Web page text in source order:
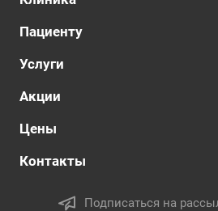
Пациенту
Услуги
Акции
Цены
Контакты
Подписаться на